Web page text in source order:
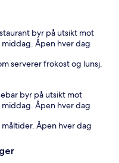
byr på utsikt mot
Åpen hver dag
serverer frokost og lunsj.
byr på utsikt mot
Åpen hver dag
Åpen hver dag